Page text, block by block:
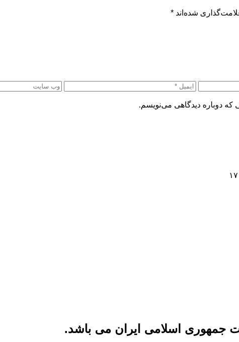
شده‌اند *
که دوباره دیدگاهی می‌نویسم.
جمهوری اسلامی ایران می باشد.